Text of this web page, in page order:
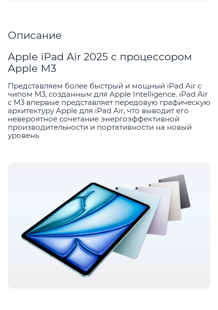
Описание
Apple iPad Air 2025 с процессором
Apple M3
Представляем более быстрый и мощный iPad Air с
чипом M3, созданным для Apple Intelligence. iPad Air
с M3 впервые представляет передовую графическую
архитектуру Apple для iPad Air, что выводит его
невероятное сочетание энергоэффективной
производительности и портативности на новый
уровень